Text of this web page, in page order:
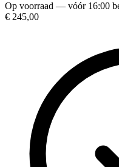
Op voorraad — vóór 16:00
€ 245,00